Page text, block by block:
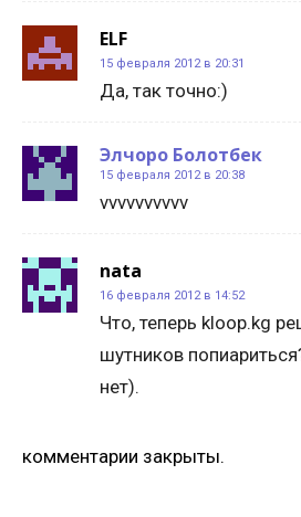
ELF
15 февраля 2012 в 20:31
Да, так точно:)
Элчоро Болотбек
15 февраля 2012 в 20:38
vvvvvvvvvv
nata
16 февраля 2012 в 14:52
Что, теперь kloop.kg
шутников
нет).
комментарии закрыты.